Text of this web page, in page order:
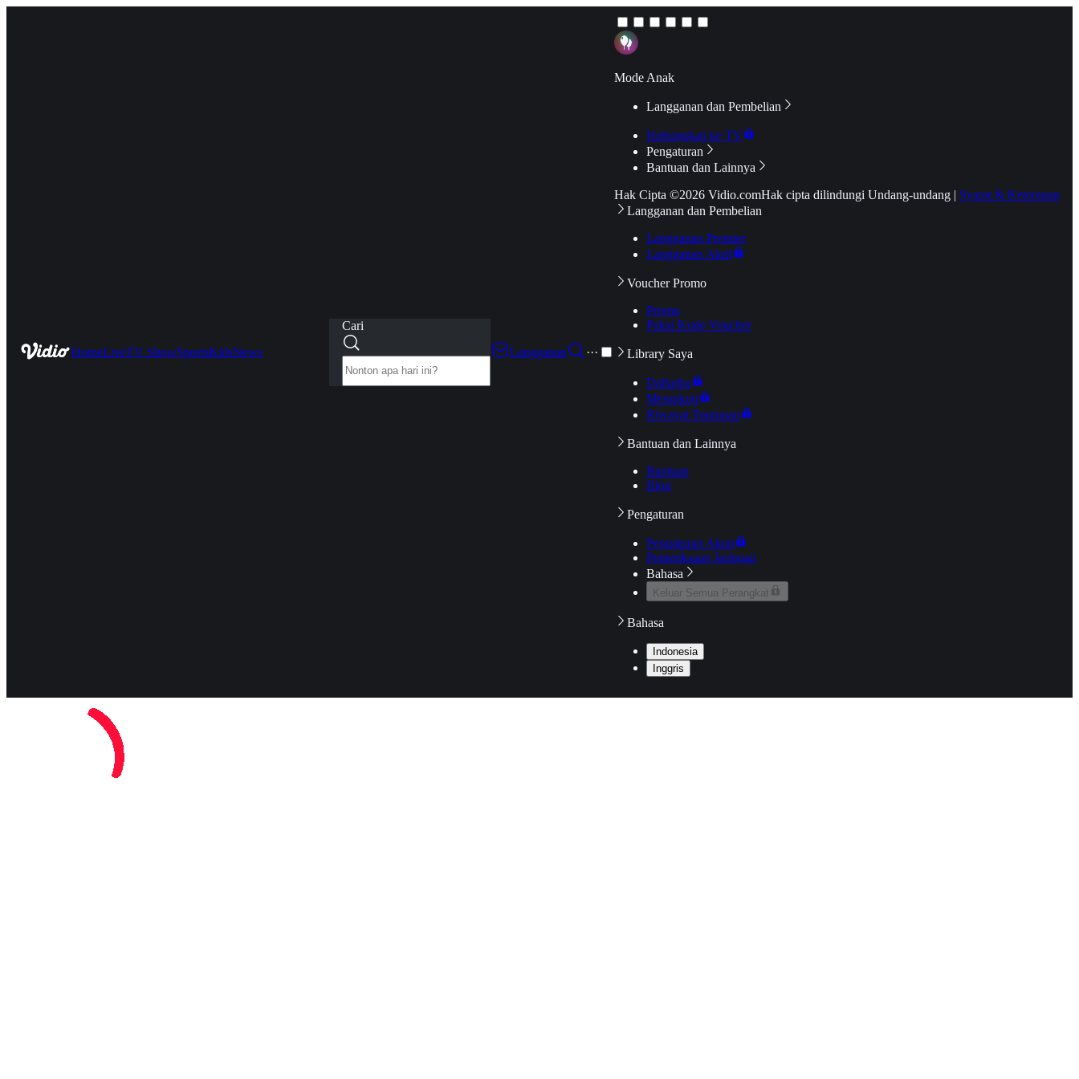
HomeLiveTV ShowSportsKidsNews
Cari
Langganan
···
Mode Anak
Langganan dan Pembelian
Hubungkan ke TV
Pengaturan
Bantuan dan Lainnya
Hak Cipta ©2026 Vidio.comHak cipta dilindungi Undang-undang | Syarat & Ketentuan
Langganan dan Pembelian
Langganan Premier
Langganan Aktif
Voucher Promo
Promo
Pakai Kode Voucher
Library Saya
Daftarku
Mengikuti
Riwayat Tontonan
Bantuan dan Lainnya
Bantuan
Blog
Pengaturan
Pengaturan Akun
Pemeriksaan Jaringan
Bahasa
Keluar Semua Perangkat
Bahasa
Indonesia
Inggris